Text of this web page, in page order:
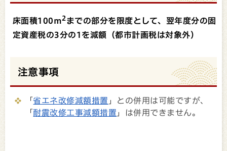
床面積100m2までの部分を限度として、翌年度分の固
定資産税の3分の1を減額（都市計画税は対象外）
注意事項
「省エネ改修減額措置 」との併用は可能ですが、
「 耐震改修工事減額措置 」は併用できません。